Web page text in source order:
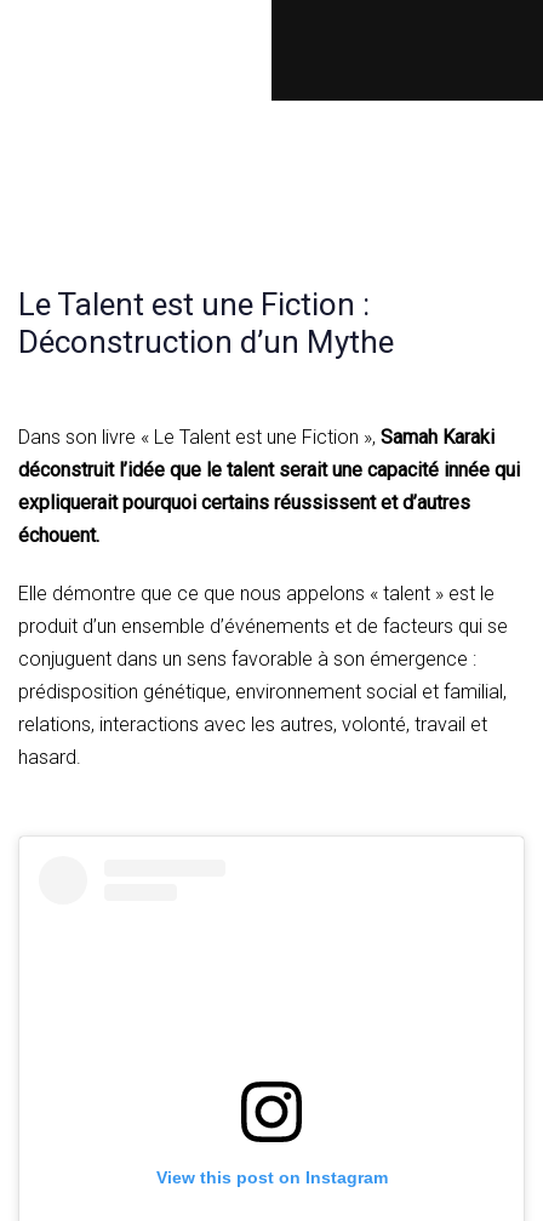
Le Talent est une Fiction :
Déconstruction d’un Mythe
Dans son livre « Le Talent est une Fiction », Samah Karaki
déconstruit l’idée que le talent serait une capacité innée qui
expliquerait pourquoi certains réussissent et d’autres
échouent.
Elle démontre que ce que nous appelons « talent » est le
produit d’un ensemble d’événements et de facteurs qui se
conjuguent dans un sens favorable à son émergence :
prédisposition génétique, environnement social et familial,
relations, interactions avec les autres, volonté, travail et
hasard.
View this post on Instagram